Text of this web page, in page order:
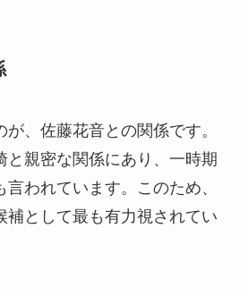
、佐藤花音との関係です。
と親密な関係にあり、一時期
われています。このため、
補として最も有力視されてい